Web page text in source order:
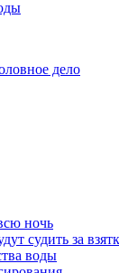
дело
ночь
судить за
воды